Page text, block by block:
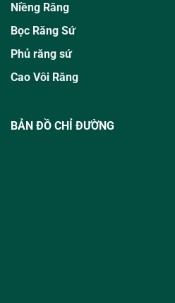
Niềng Răng
Bọc Răng Sứ
Phủ răng sứ
Cao Vôi Răng
BẢN ĐỒ CHỈ ĐƯỜNG